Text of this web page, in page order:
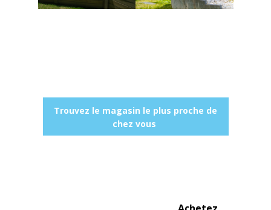
Trouvez le magasin le plus proche de
chez vous